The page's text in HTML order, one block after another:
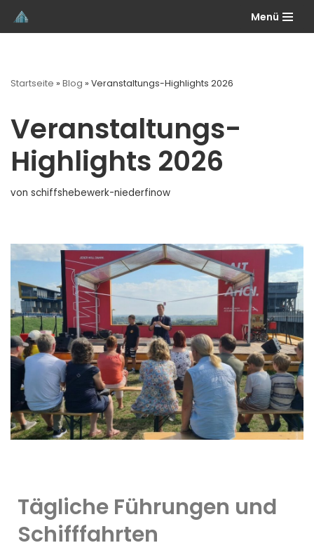
Zum
Menü
Startseite » Blog » Veranstaltungs-Highlights 2026
Veranstaltungs-
Highlights 2026
von schiffshebewerk-niederfinow
Tägliche Führungen und
Schifffahrten